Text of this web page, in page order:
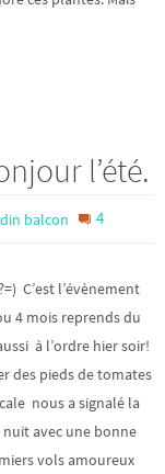
l’été.
balcon 4
C’est l’évènement
4 mois reprends du
à l’ordre hier soir!
des pieds de tomates
nous a signalé la
nuit avec une bonne
vols amoureux